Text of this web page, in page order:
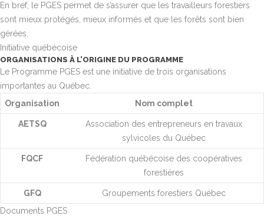
En bref, le PGES permet de s’assurer que les travailleurs forestiers
sont mieux protégés, mieux informés et que les forêts sont bien
gérées.
Initiative québécoise
ORGANISATIONS À L’ORIGINE DU PROGRAMME
Le Programme PGES est une initiative de trois organisations
importantes au Québec.
Organisation
Nom complet
AETSQ
Association des entrepreneurs en travaux
sylvicoles du Québec
FQCF
Fédération québécoise des coopératives
forestières
GFQ
Groupements forestiers Québec
Documents PGES